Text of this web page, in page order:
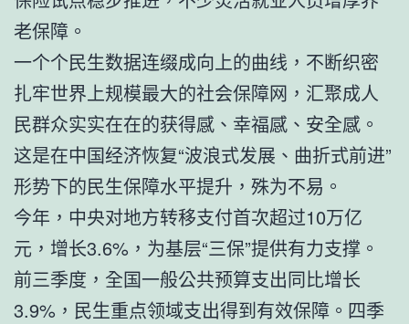
老保障。
一个个民生数据连缀成向上的曲线，不断织密
扎牢世界上规模最大的社会保障网，汇聚成人
民群众实实在在的获得感、幸福感、安全感。
这是在中国经济恢复“波浪式发展、曲折式前进”
形势下的民生保障水平提升，殊为不易。
今年，中央对地方转移支付首次超过10万亿
元，增长3.6%，为基层“三保”提供有力支撑。
前三季度，全国一般公共预算支出同比增长
3.9%，民生重点领域支出得到有效保障。四季